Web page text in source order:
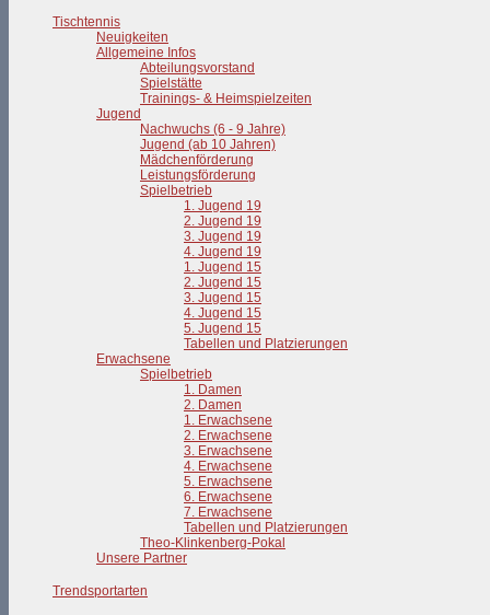
Tischtennis
Neuigkeiten
Allgemeine Infos
Abteilungsvorstand
Spielstätte
Trainings- & Heimspielzeiten
Jugend
Nachwuchs (6 - 9 Jahre)
Jugend (ab 10 Jahren)
Mädchenförderung
Leistungsförderung
Spielbetrieb
1. Jugend 19
2. Jugend 19
3. Jugend 19
4. Jugend 19
1. Jugend 15
2. Jugend 15
3. Jugend 15
4. Jugend 15
5. Jugend 15
Tabellen und Platzierungen
Erwachsene
Spielbetrieb
1. Damen
2. Damen
1. Erwachsene
2. Erwachsene
3. Erwachsene
4. Erwachsene
5. Erwachsene
6. Erwachsene
7. Erwachsene
Tabellen und Platzierungen
Theo-Klinkenberg-Pokal
Unsere Partner
Trendsportarten